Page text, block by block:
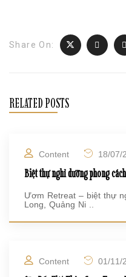
Share On:
RELATED POSTS
Content 18/07/
Biệt thự nghỉ dưỡng phong
Ươm Retreat – biệt thự
Long, Quảng Ni ..
Content 01/11/